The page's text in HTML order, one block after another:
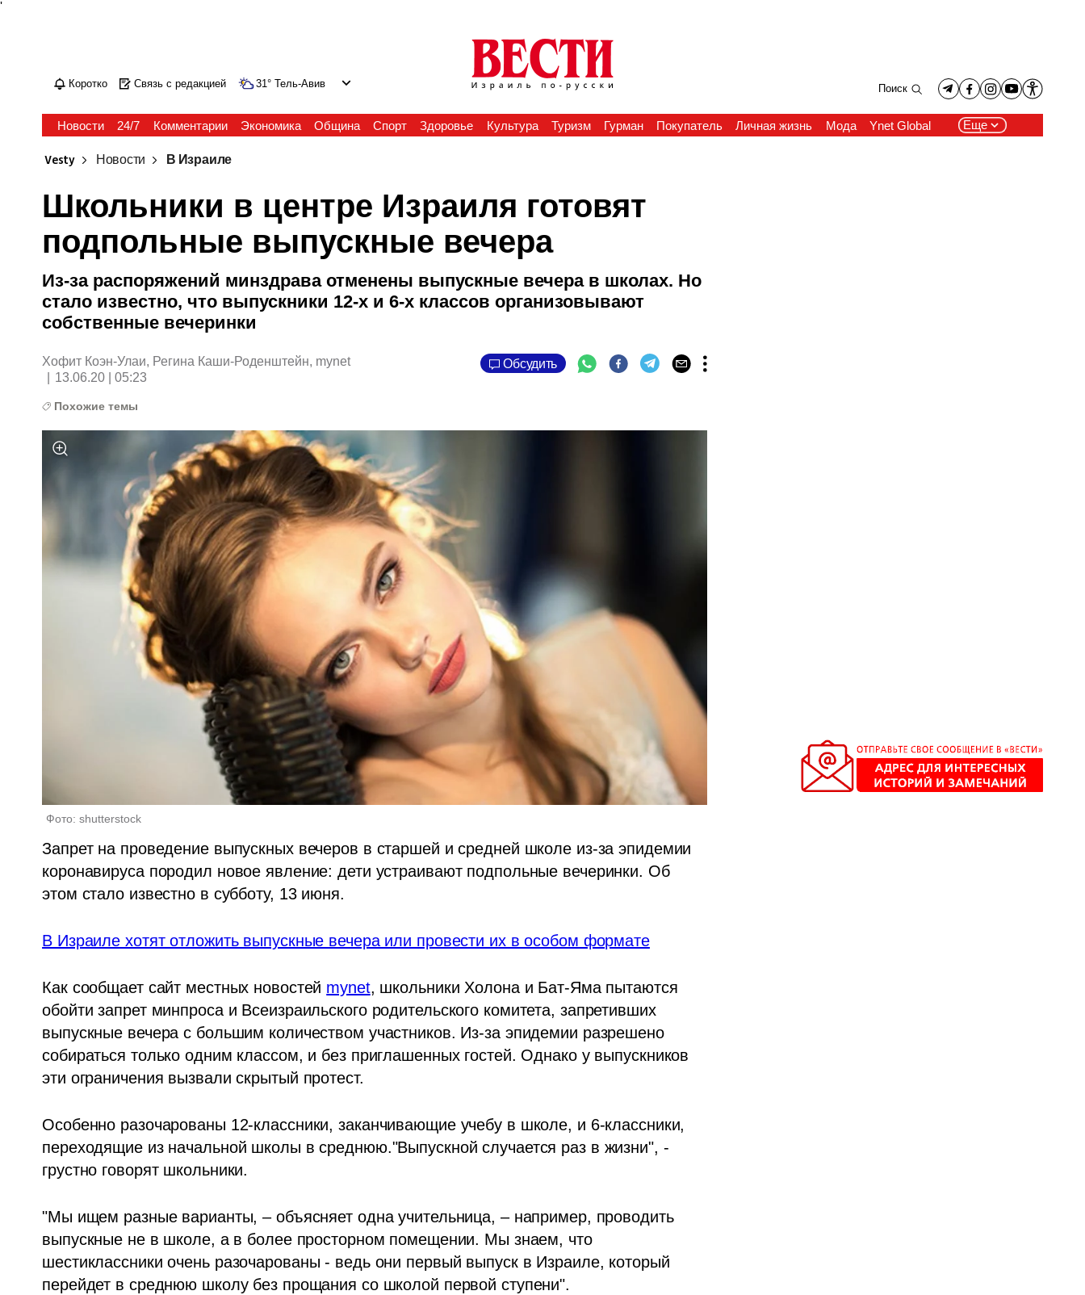
'
Коротко Связь с редакцией 31° Тель-Авив Поиск
Новости 24/7 Комментарии Экономика Община Спорт Здоровье Культура Туризм Гурман Покупатель Личная жизнь Мода Ynet Global Еще
Vesty Новости В Израиле
Школьники в центре Израиля готовят
подпольные выпускные вечера
Из-за распоряжений минздрава отменены выпускные вечера в школах. Но
стало известно, что выпускники 12-х и 6-х классов организовывают
собственные вечеринки
Хофит Коэн-Улаи, Регина Каши-Роденштейн, mynet
13.06.20 | 05:23
Обсудить
Похожие темы
Фото: shutterstock
Запрет на проведение выпускных вечеров в старшей и средней школе из-за эпидемии
коронавируса породил новое явление: дети устраивают подпольные вечеринки. Об
этом стало известно в субботу, 13 июня.
В Израиле хотят отложить выпускные вечера или провести их в особом формате
Как сообщает сайт местных новостей mynet, школьники Холона и Бат-Яма пытаются
обойти запрет минпроса и Всеизраильского родительского комитета, запретивших
выпускные вечера с большим количеством участников. Из-за эпидемии разрешено
собираться только одним классом, и без приглашенных гостей. Однако у выпускников
эти ограничения вызвали скрытый протест.
Особенно разочарованы 12-классники, заканчивающие учебу в школе, и 6-классники,
переходящие из начальной школы в среднюю."Выпускной случается раз в жизни", -
грустно говорят школьники.
"Мы ищем разные варианты, – объясняет одна учительница, – например, проводить
выпускные не в школе, а в более просторном помещении. Мы знаем, что
шестиклассники очень разочарованы - ведь они первый выпуск в Израиле, который
перейдет в среднюю школу без прощания со школой первой ступени".